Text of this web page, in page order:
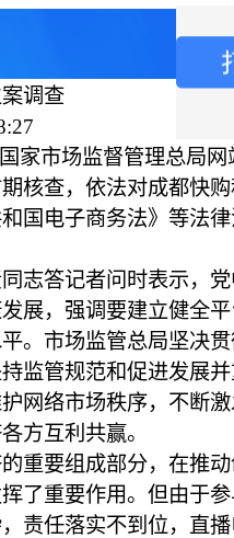
调查
市场监督管理总局网
核查，依法对成都快
国电子商务法》等法
答记者问时表示，党
展，强调要建立健全
。市场监管总局坚决
监管规范和促进发展
网络市场秩序，不断
方互利共赢。
要组成部分，在推动
了重要作用。但由于
责任落实不到位，直